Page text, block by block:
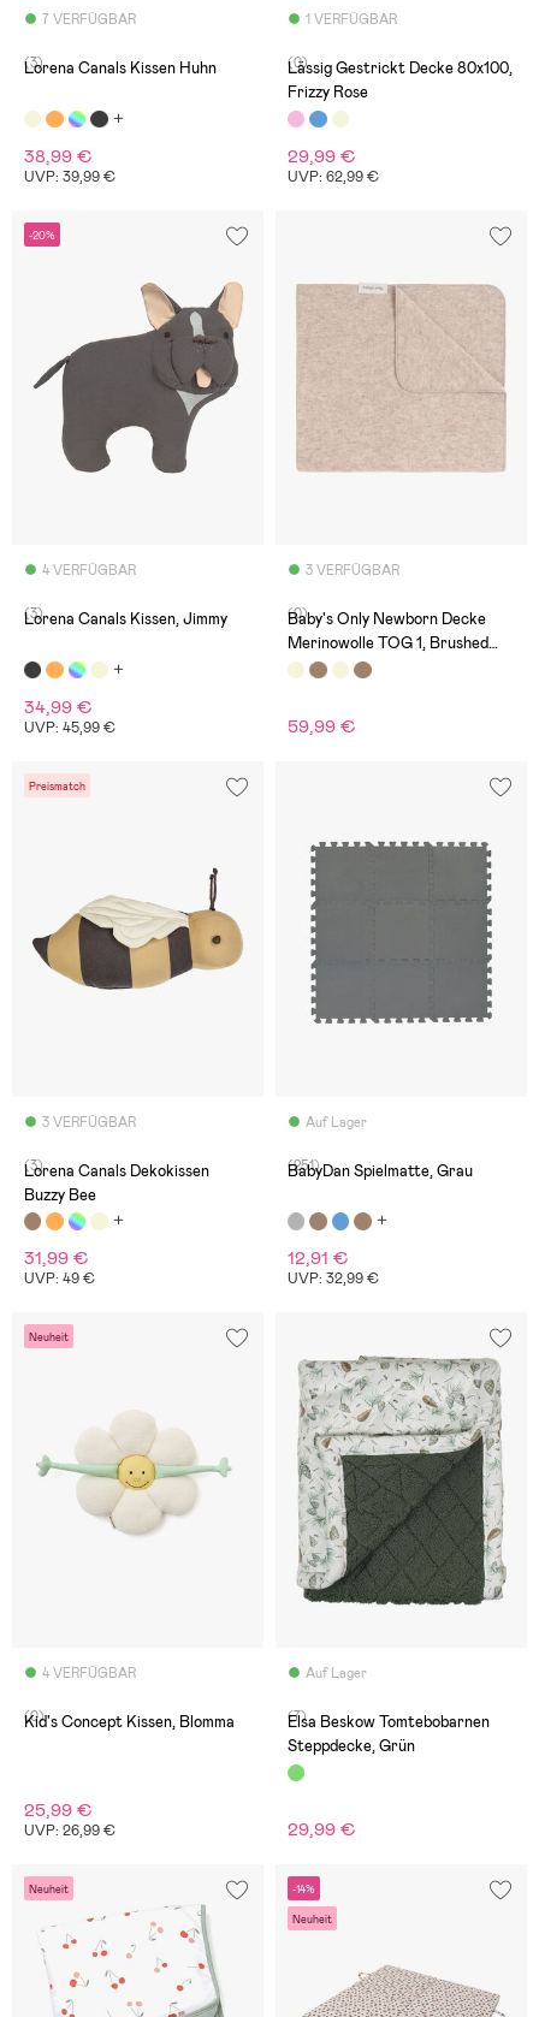
7 VERFÜGBAR
(3)
Lorena Canals Kissen Huhn
38,99 €
UVP: 39,99 €
1 VERFÜGBAR
(0)
Lässig Gestrickt Decke 80x100,
Frizzy Rose
29,99 €
UVP: 62,99 €
-20%
4 VERFÜGBAR
(3)
Lorena Canals Kissen, Jimmy
34,99 €
UVP: 45,99 €
3 VERFÜGBAR
(0)
Baby's Only Newborn Decke
Merinowolle TOG 1, Brushed
Ecru
59,99 €
Preismatch
3 VERFÜGBAR
(3)
Lorena Canals Dekokissen
Buzzy Bee
31,99 €
UVP: 49 €
Auf Lager
(251)
BabyDan Spielmatte, Grau
12,91 €
UVP: 32,99 €
Neuheit
4 VERFÜGBAR
(0)
Kid's Concept Kissen, Blomma
25,99 €
UVP: 26,99 €
Auf Lager
(7)
Elsa Beskow Tomtebobarnen
Steppdecke, Grün
29,99 €
Neuheit -14%
Neuheit